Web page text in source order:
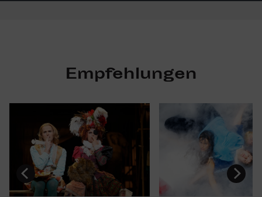
Empfehlungen